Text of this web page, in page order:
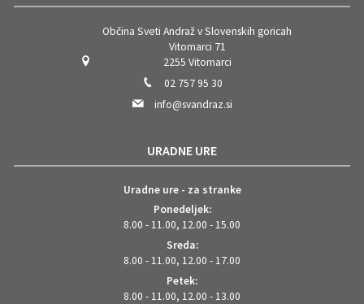
Občina Sveti Andraž v Slovenskih goricah
Vitomarci 71
2255 Vitomarci
02 757 95 30
info@svandraz.si
URADNE URE
Uradne ure - za stranke
Ponedeljek:
8.00 - 11.00, 12.00 - 15.00
Sreda:
8.00 - 11.00, 12.00 - 17.00
Petek:
8.00 - 11.00, 12.00 - 13.00